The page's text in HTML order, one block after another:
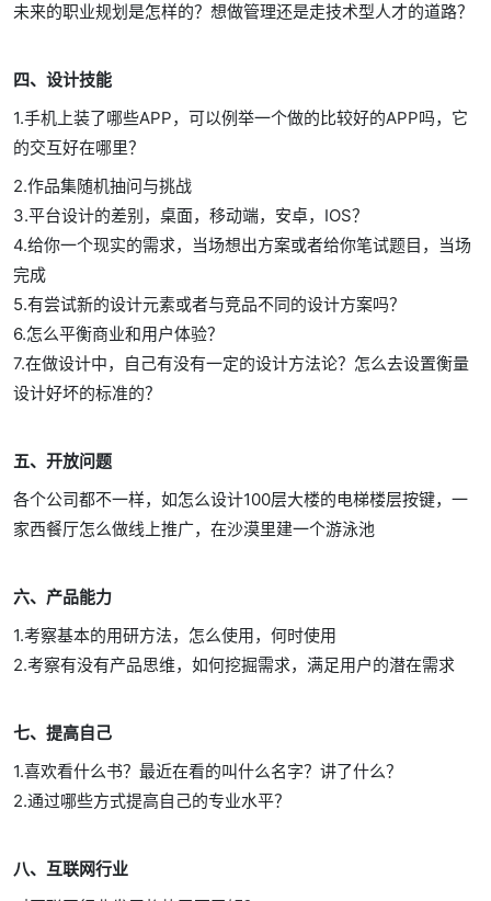
未来的职业规划是怎样的？想做管理还是走技术型人才的道路？
四、设计技能
1.手机上装了哪些APP，可以例举一个做的比较好的APP吗，它
的交互好在哪里？
2.作品集随机抽问与挑战
3.平台设计的差别，桌面，移动端，安卓，IOS？
4.给你一个现实的需求，当场想出方案或者给你笔试题目，当场
完成
5.有尝试新的设计元素或者与竞品不同的设计方案吗？
6.怎么平衡商业和用户体验？
7.在做设计中，自己有没有一定的设计方法论？怎么去设置衡量
设计好坏的标准的？
五、开放问题
各个公司都不一样，如怎么设计100层大楼的电梯楼层按键，一
家西餐厅怎么做线上推广，在沙漠里建一个游泳池
六、产品能力
1.考察基本的用研方法，怎么使用，何时使用
2.考察有没有产品思维，如何挖掘需求，满足用户的潜在需求
七、提高自己
1.喜欢看什么书？最近在看的叫什么名字？讲了什么？
2.通过哪些方式提高自己的专业水平？
八、互联网行业